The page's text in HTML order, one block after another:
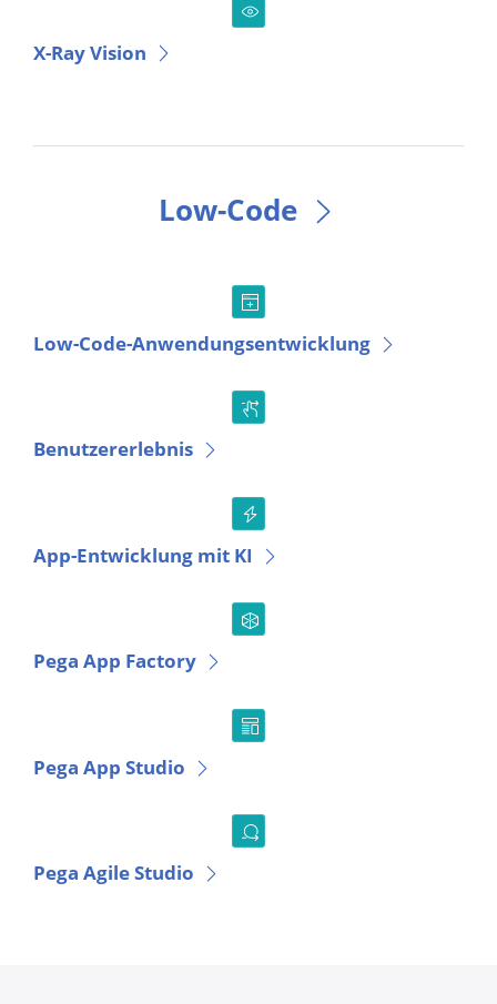
X-Ray Vision
Low-Code
Low-Code-Anwendungsentwicklung
Benutzererlebnis
App-Entwicklung mit KI
Pega App Factory
Pega App Studio
Pega Agile Studio